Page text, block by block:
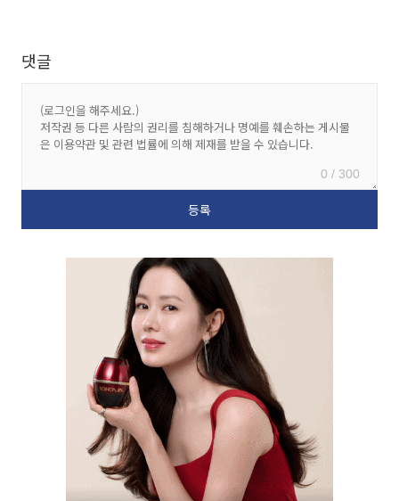
댓글
0 / 300